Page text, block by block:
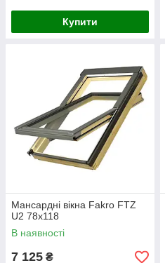
Купити
Мансардні вікна Fakro FTZ
U2 78х118
В наявності
7 125 ₴